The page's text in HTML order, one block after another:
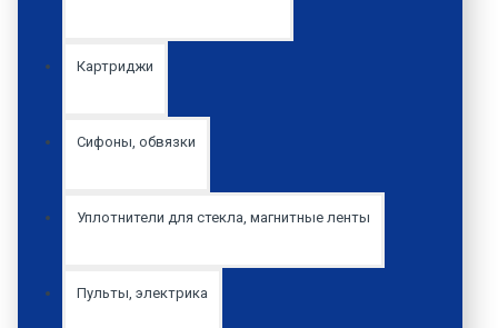
Картриджи
Сифоны, обвязки
Уплотнители для стекла, магнитные ленты
Пульты, электрика